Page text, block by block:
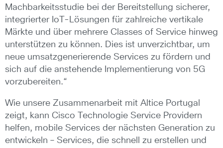
Machbarkeitsstudie bei der Bereitstellung sicherer,
integrierter IoT-Lösungen für zahlreiche vertikale
Märkte und über mehrere Classes of Service hinweg
unterstützen zu können. Dies ist unverzichtbar, um
neue umsatzgenerierende Services zu fördern und
sich auf die anstehende Implementierung von 5G
vorzubereiten.“
Wie unsere Zusammenarbeit mit Altice Portugal
zeigt, kann Cisco Technologie Service Providern
helfen, mobile Services der nächsten Generation zu
entwickeln – Services, die schnell zu erstellen und